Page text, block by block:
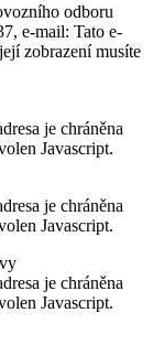
odboru
e-mail: Tato e-
zobrazení musíte
je chráněna
Javascript.
je chráněna
Javascript.
je chráněna
Javascript.